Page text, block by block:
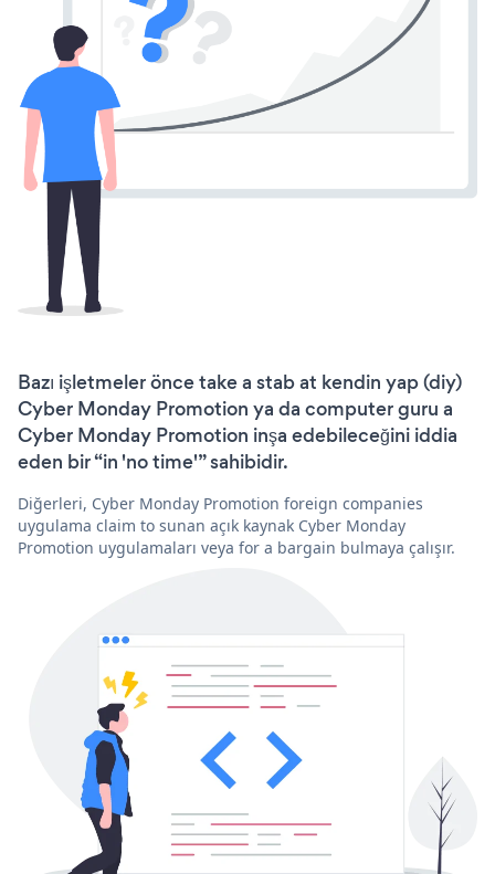
Bazı işletmeler önce take a stab at kendin yap (diy)
Cyber Monday Promotion ya da computer guru a
Cyber Monday Promotion inşa edebileceğini iddia
eden bir “in 'no time'” sahibidir.
Diğerleri, Cyber Monday Promotion foreign companies
uygulama claim to sunan açık kaynak Cyber Monday
Promotion uygulamaları veya for a bargain bulmaya çalışır.